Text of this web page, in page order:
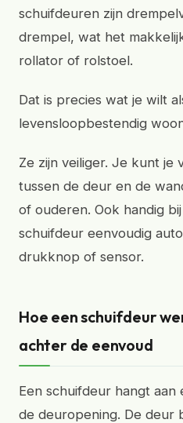
schuifdeuren zijn
drempel, wat het
rollator of rolstoel.
Dat is precies wat je wilt
levensloopbestendig
Ze zijn veiliger. Je kunt je
tussen de deur en de
of ouderen. Ook handig
schuifdeur eenvoudig
drukknop of sensor.
Hoe een schuifdeur
achter de eenvoud
Een schuifdeur hangt
de deuropening. De deur